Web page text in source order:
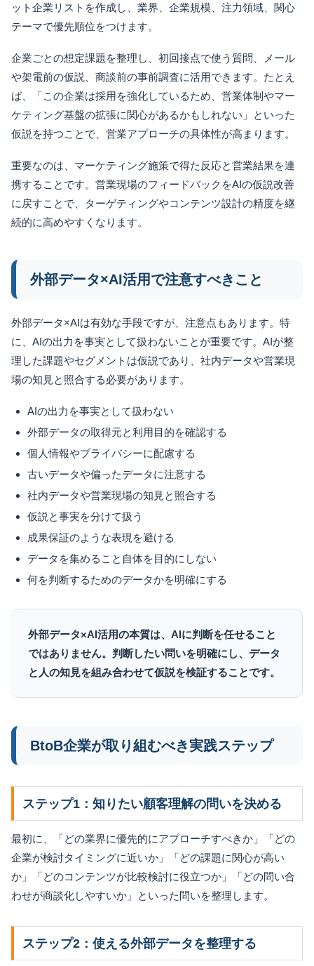
ット企業リストを作成し、業界、企業規模、注力領域、関心
テーマで優先順位をつけます。
企業ごとの想定課題を整理し、初回接点で使う質問、メール
や架電前の仮説、商談前の事前調査に活用できます。たとえ
ば、「この企業は採用を強化しているため、営業体制やマー
ケティング基盤の拡張に関心があるかもしれない」といった
仮説を持つことで、営業アプローチの具体性が高まります。
重要なのは、マーケティング施策で得た反応と営業結果を連
携することです。営業現場のフィードバックをAIの仮説改善
に戻すことで、ターゲティングやコンテンツ設計の精度を継
続的に高めやすくなります。
外部データ×AI活用で注意すべきこと
外部データ×AIは有効な手段ですが、注意点もあります。特
に、AIの出力を事実として扱わないことが重要です。AIが整
理した課題やセグメントは仮説であり、社内データや営業現
場の知見と照合する必要があります。
AIの出力を事実として扱わない
外部データの取得元と利用目的を確認する
個人情報やプライバシーに配慮する
古いデータや偏ったデータに注意する
社内データや営業現場の知見と照合する
仮説と事実を分けて扱う
成果保証のような表現を避ける
データを集めること自体を目的にしない
何を判断するためのデータかを明確にする
外部データ×AI活用の本質は、AIに判断を任せること
ではありません。判断したい問いを明確にし、データ
と人の知見を組み合わせて仮説を検証することです。
BtoB企業が取り組むべき実践ステップ
ステップ1：知りたい顧客理解の問いを決める
最初に、「どの業界に優先的にアプローチすべきか」「どの
企業が検討タイミングに近いか」「どの課題に関心が高い
か」「どのコンテンツが比較検討に役立つか」「どの問い合
わせが商談化しやすいか」といった問いを整理します。
ステップ2：使える外部データを整理する